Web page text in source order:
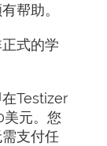
帮助。
式的学
Testizer
美元。您
支付任